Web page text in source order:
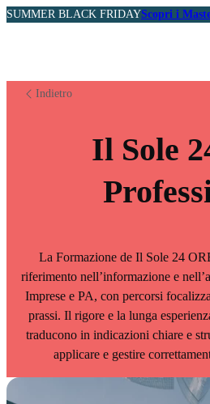
SUMMER BLACK FRIDAYScopri i
Indietro
Il Sole
La Formazione de Il Sole 24
riferimento nell’informazione e
Imprese e PA, con percorsi
prassi. Il rigore e la lunga
traducono in indicazioni chiare e
applicare e gestire